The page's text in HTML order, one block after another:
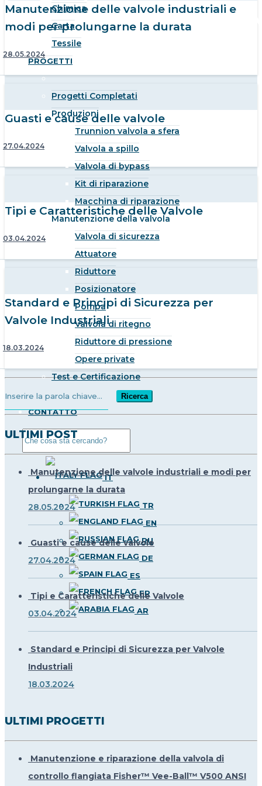
Chimica
Carta
Tessile
PROGETTI
Progetti Completati
Produzioni
Trunnion valvola a sfera
Valvola a spillo
Valvola di bypass
Kit di riparazione
Macchina di riparazione
Manutenzione della valvola
Valvola di sicurezza
Attuatore
Riduttore
Posizionatore
Pompa
Valvola di ritegno
Riduttore di pressione
Opere private
Test e Certificazione
BLOG
CONTATTO
IT
TR
EN
RU
DE
ES
FR
AR
Manutenzione delle valvole industriali e
modi per prolungarne la durata
28.05.2024
Guasti e cause delle valvole
27.04.2024
Tipi e Caratteristiche delle Valvole
03.04.2024
Standard e Principi di Sicurezza per
Valvole Industriali
18.03.2024
ULTIMI POST
Manutenzione delle valvole industriali e modi per
prolungarne la durata
28.05.2024
Guasti e cause delle valvole
27.04.2024
Tipi e Caratteristiche delle Valvole
03.04.2024
Standard e Principi di Sicurezza per Valvole
Industriali
18.03.2024
ULTIMI PROGETTI
Manutenzione e riparazione della valvola di
controllo flangiata Fisher™ Vee-Ball™ V500 ANSI